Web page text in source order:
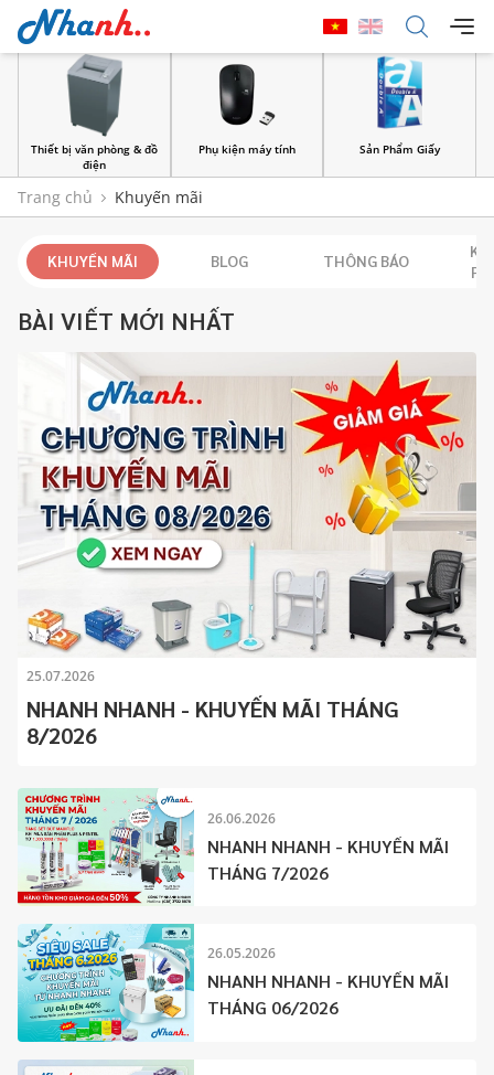
Thiết bị văn phòng & đồ
điện
Phụ kiện máy tính Sản Phẩm Giấy
Trang chủ Khuyến mãi
KHUYẾN MÃI BLOG THÔNG BÁO
BÀI VIẾT MỚI NHẤT
25.07.2026
NHANH NHANH - KHUYẾN MÃI THÁNG
8/2026
26.06.2026
NHANH NHANH - KHUYẾN MÃI
THÁNG 7/2026
26.05.2026
NHANH NHANH - KHUYẾN MÃI
THÁNG 06/2026